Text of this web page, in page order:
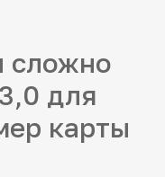
сложно
для
карты